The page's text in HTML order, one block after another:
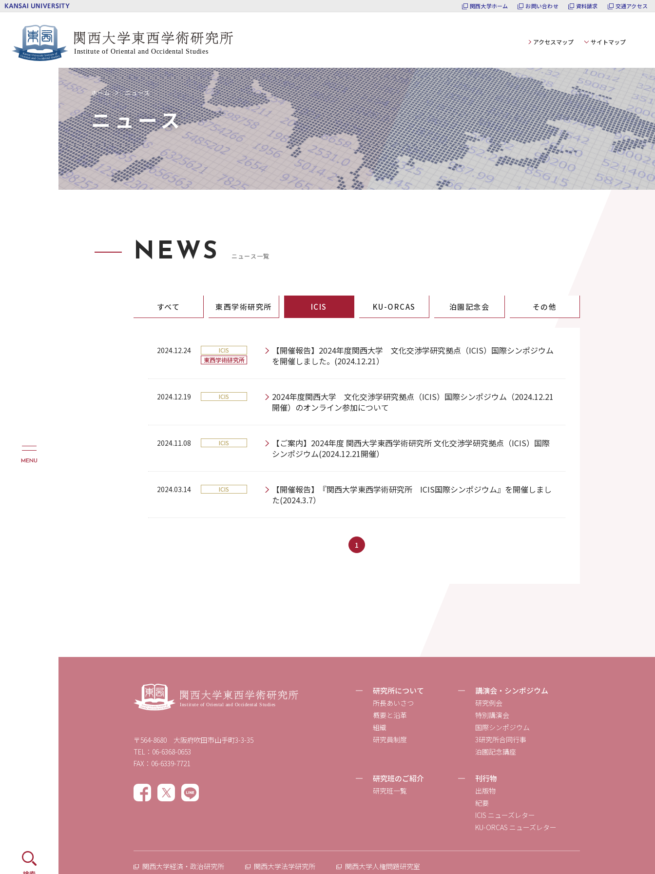
関西大学ホーム お問い合わせ 資料請求 交通アクセス
アクセスマップ サイトマップ
MENU
ホーム ニュース
ニュース
NEWS ニュース一覧
すべて 東西学術研究所 ICIS KU-ORCAS 泊園記念会 その他
2024.12.24
ICIS
東西学術研究所
【開催報告】2024年度関西大学 文化交渉学研究拠点（ICIS）国際シンポジウム
を開催しました。(2024.12.21）
2024.12.19 ICIS
2024年度関西大学 文化交渉学研究拠点（ICIS）国際シンポジウム（2024.12.21
開催）のオンライン参加について
2024.11.08 ICIS
【ご案内】2024年度 関西大学東西学術研究所 文化交渉学研究拠点（ICIS）国際
シンポジウム(2024.12.21開催）
2024.03.14 ICIS
【開催報告】『関西大学東西学術研究所 ICIS国際シンポジウム』を開催しまし
た(2024.3.7）
1
〒564-8680 大阪府吹田市山手町3-3-35
TEL：06-6368-0653
FAX：06-6339-7721
研究所について
所長あいさつ
概要と沿革
組織
研究員制度
研究班のご紹介
研究班一覧
講演会・シンポジウム
研究例会
特別講演会
国際シンポジウム
3研究所合同行事
泊園記念講座
刊行物
出版物
紀要
ICIS ニューズレター
KU-ORCAS ニューズレター
関西大学経済・政治研究所 関西大学法学研究所 関西大学人権問題研究室